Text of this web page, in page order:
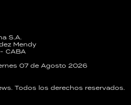
S.A.
Mendy
CABA
07 de Agosto 2026
Todos los derechos reservados.